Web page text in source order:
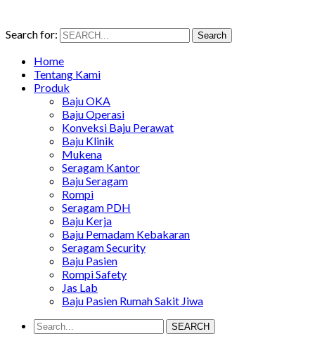
Search for: Search
Home
Tentang Kami
Produk
Baju OKA
Baju Operasi
Konveksi Baju Perawat
Baju Klinik
Mukena
Seragam Kantor
Baju Seragam
Rompi
Seragam PDH
Baju Kerja
Baju Pemadam Kebakaran
Seragam Security
Baju Pasien
Rompi Safety
Jas Lab
Baju Pasien Rumah Sakit Jiwa
SEARCH